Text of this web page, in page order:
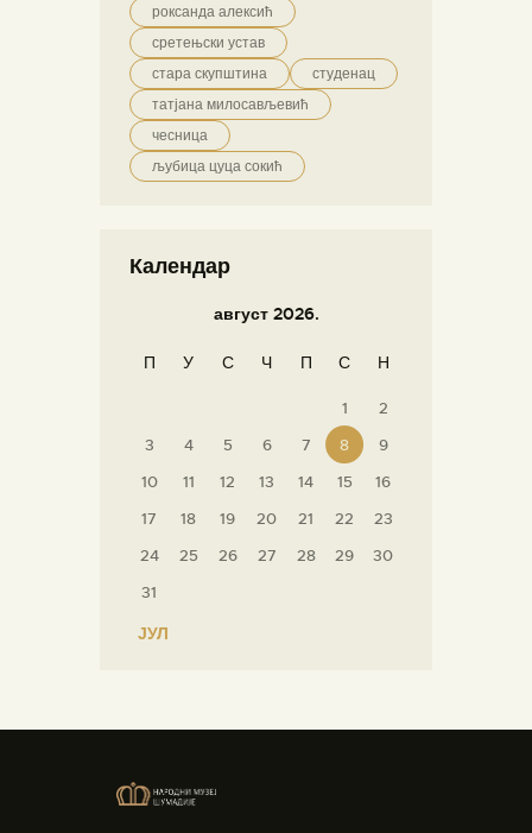
роксанда алексић
сретењски устав
стара скупштина
студенац
татјана милосављевић
чесница
љубица цуца сокић
Календар
август 2026.
П У С Ч П С Н
1
2
3
4 5 6 7 8
9
10
11 12 13 14 15
16
17
18 19 20 21 22
23
24
25 26 27 28 29
30
31
« ЈУЛ